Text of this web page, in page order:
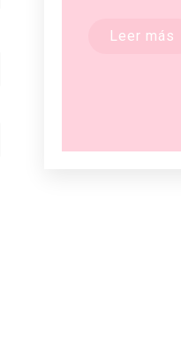
Leer más